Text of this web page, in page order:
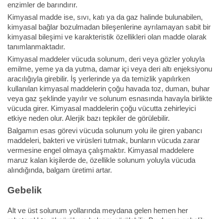
enzimler de barındırır.
Kimyasal madde ise, sıvı, katı ya da gaz halinde bulunabilen,
kimyasal bağlar bozulmadan bileşenlerine ayrılamayan sabit bir
kimyasal bileşimi ve karakteristik özellikleri olan madde olarak
tanımlanmaktadır.
Kimyasal maddeler vücuda solunum, deri veya gözler yoluyla
emilme, yeme ya da yutma, damar içi veya deri altı enjeksiyonu
aracılığıyla girebilir. İş yerlerinde ya da temizlik yapılırken
kullanılan kimyasal maddelerin çoğu havada toz, duman, buhar
veya gaz şeklinde yayılır ve solunum esnasında havayla birlikte
vücuda girer. Kimyasal maddelerin çoğu vücutta zehirleyici
etkiye neden olur. Alerjik bazı tepkiler de görülebilir.
Balgamın esas görevi vücuda solunum yolu ile giren yabancı
maddeleri, bakteri ve virüsleri tutmak, bunların vücuda zarar
vermesine engel olmaya çalışmaktır. Kimyasal maddelere
maruz kalan kişilerde de, özellikle solunum yoluyla vücuda
alındığında, balgam üretimi artar.
Gebelik
Alt ve üst solunum yollarında meydana gelen hemen her